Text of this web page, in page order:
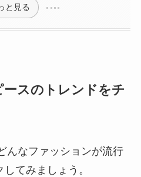
と見る
スのトレンドをチ
んなファッションが流行
てみましょう。